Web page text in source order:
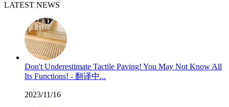
LATEST NEWS
Don't Underestimate Tactile Paving! You May Not Know All
Its Functions! - 翻译中...
2023/11/16